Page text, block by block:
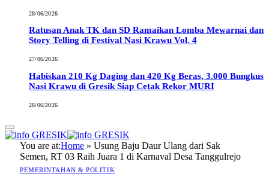
28/06/2026
Ratusan Anak TK dan SD Ramaikan Lomba Mewarnai dan
Story Telling di Festival Nasi Krawu Vol. 4
27/06/2026
Habiskan 210 Kg Daging dan 420 Kg Beras, 3.000 Bungkus
Nasi Krawu di Gresik Siap Cetak Rekor MURI
26/06/2026
You are at:Home » Usung Baju Daur Ulang dari Sak
Semen, RT 03 Raih Juara 1 di Karnaval Desa Tanggulrejo
PEMERINTAHAN & POLITIK